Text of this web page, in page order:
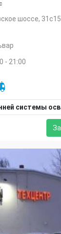
шоссе, 31с15
- 21:00
системы